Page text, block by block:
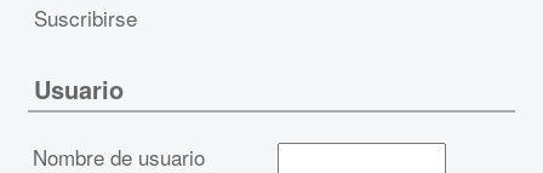
Suscribirse
Usuario
Nombre de usuario